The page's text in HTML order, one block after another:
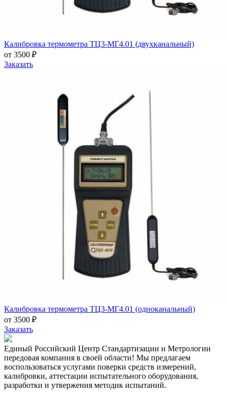
Калибровка термометра ТЦ3-МГ4.01 (двухканальный)
от 3500 ₽
Заказать
Калибровка термометра ТЦ3-МГ4.01 (одноканальный)
от 3500 ₽
Заказать
Единый Российский Центр Стандартизации и Метрологии
передовая компания в своей области! Мы предлагаем
воспользоваться услугами поверки средств измерений,
калибровки, аттестации испытательного оборудования,
разработки и утвержения методик испытаний.